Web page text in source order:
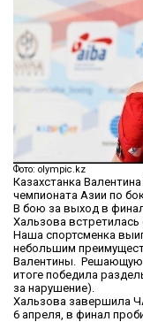
Фото: olympic.kz
Казахстанка
чемпионата Азии по
В бою за выход в
Хальзова встретилась
Наша спортсменка
небольшим
Валентины. Решающую
итоге победила
за нарушение).
Хальзова завершила
6 апреля, в финал